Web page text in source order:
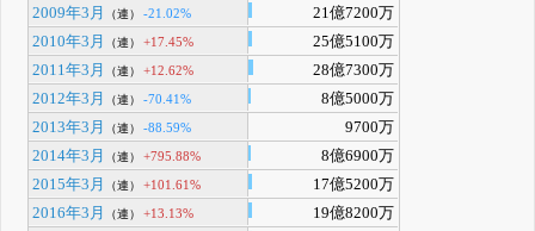
2009年3月
（連） -21.02%
21億7200万
2010年3月
（連） +17.45%
25億5100万
2011年3月
（連） +12.62%
28億7300万
2012年3月
（連） -70.41%
8億5000万
2013年3月
（連） -88.59%
9700万
2014年3月
（連） +795.88%
8億6900万
2015年3月
（連） +101.61%
17億5200万
2016年3月
（連） +13.13%
19億8200万